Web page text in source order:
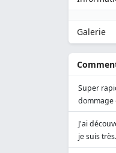
Galerie
Super
dommage
J'ai
je suis